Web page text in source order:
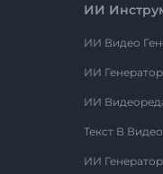
ИИ
ИИ Видео
ИИ
ИИ
Текст В
ИИ